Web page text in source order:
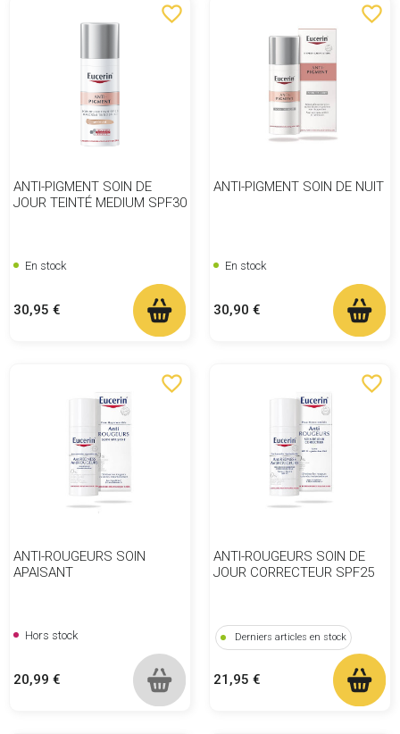
favorite_border
ANTI-PIGMENT SOIN DE
JOUR TEINTÉ MEDIUM SPF30
En stock
Prix
30,95 €
favorite_border
ANTI-PIGMENT SOIN DE NUIT
En stock
Prix
30,90 €
favorite_border
ANTI-ROUGEURS SOIN
APAISANT
Hors stock
Prix
20,99 €
favorite_border
ANTI-ROUGEURS SOIN DE
JOUR CORRECTEUR SPF25
Derniers articles en stock
Prix
21,95 €